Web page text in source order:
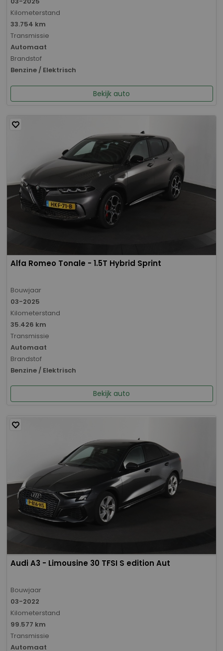
Kilometerstand
33.754 km
Transmissie
Automaat
Brandstof
Benzine / Elektrisch
Bekijk auto
Alfa Romeo Tonale - 1.5T Hybrid Sprint
Bouwjaar
03-2025
Kilometerstand
35.426 km
Transmissie
Automaat
Brandstof
Benzine / Elektrisch
Bekijk auto
Audi A3 - Limousine 30 TFSI S edition Aut
Bouwjaar
03-2022
Kilometerstand
99.577 km
Transmissie
Automaat